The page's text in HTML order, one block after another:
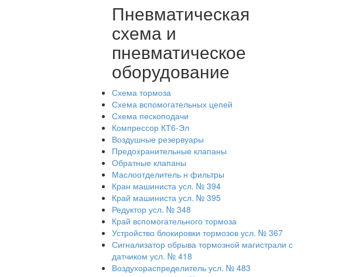
Пневматическая
схема и
пневматическое
оборудование
Схема тормоза
Схема вспомогательных цепей
Схема пескоподачи
Компрессор КТ6-Эл
Воздушные резервуары
Предохранительные клапаны
Обратные клапаны
Маслоотделитель н фильтры
Кран машиниста усл. № 394
Край машиниста усл. № 395
Редуктор усл. № 348
Край вспомогательного тормоза
Устройство блокировки тормозов усл. № 367
Сигнализатор обрыва тормозной магистрали с
датчиком усл. № 418
Воздухораспределитель усл. № 483